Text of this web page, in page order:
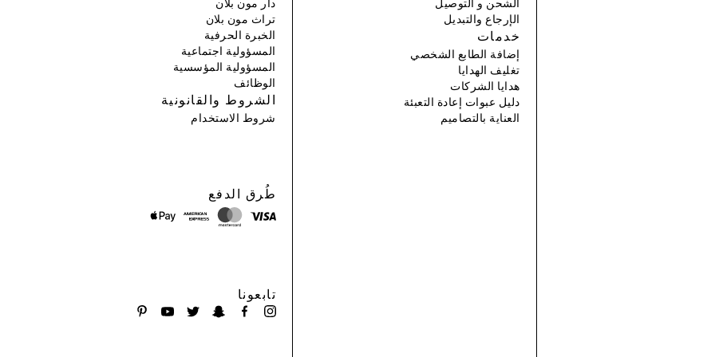
طُرق الدفع
تابعونا
الشحن و التوصيل
الإرجاع والتبديل
خدمات
إضافة الطابع الشخصي
تغليف الهدايا
هدايا الشركات
دليل عبوات إعادة التعبئة
العناية بالتصاميم
دار مون بلان
تراث مون بلان
الخبرة الحرفية
المسؤولية اجتماعية
المسؤولية المؤسسية
الوظائف
الشروط والقانونية
شروط الاستخدام